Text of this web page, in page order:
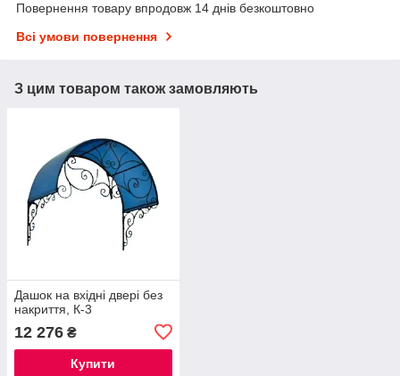
Повернення товару впродовж 14 днів безкоштовно
Всі умови повернення
З цим товаром також замовляють
Дашок на вхідні двері без
накриття, К-3
12 276 ₴
Купити